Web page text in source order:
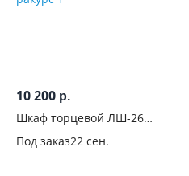
10 200 р.
Шкаф торцевой ЛШ-26
Под заказ22 сен.